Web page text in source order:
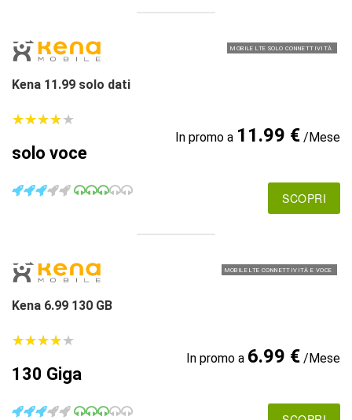
MOBILE LTE SOLO CONNETTIVITÀ
Kena 11.99 solo dati
★★★★★
★★★★★
solo voce
In promo a 11.99 €/Mese
SCOPRI
MOBILE LTE CONNETTIVITÀ E VOCE
Kena 6.99 130 GB
★★★★★
★★★★★
130 Giga
In promo a 6.99 €/Mese